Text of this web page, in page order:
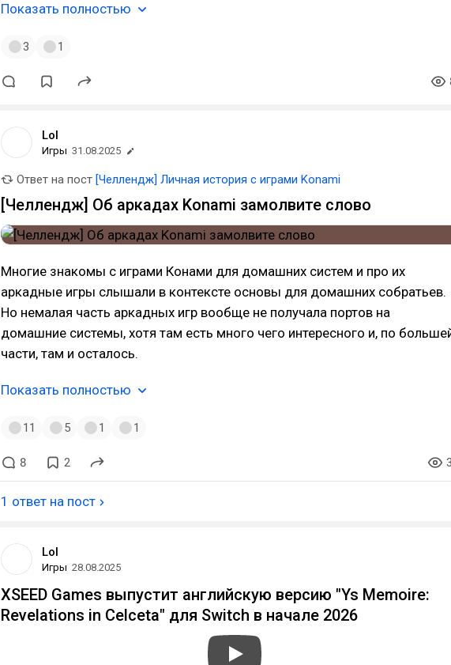
Показать полностью
3 1
Lol
Игры 31.08.2025
Ответ на пост [Челлендж] Личная история с играми Konami
[Челлендж] Об аркадах Konami замолвите слово
Многие знакомы с играми Конами для домашних систем и про их
аркадные игры слышали в контексте основы для домашних собратьев.
Но немалая часть аркадных игр вообще не получала портов на
домашние системы, хотя там есть много чего интересного и, по
части, там и осталось.
Показать полностью
11 5 1 1
8 2
1 ответ на пост
Lol
Игры 28.08.2025
XSEED Games выпустит английскую версию "Ys Memoire:
Revelations in Celceta" для Switch в начале 2026